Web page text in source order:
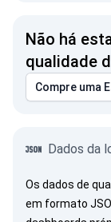
Não há
qualidade
Compre uma
Dados da
Os dados de
em formato